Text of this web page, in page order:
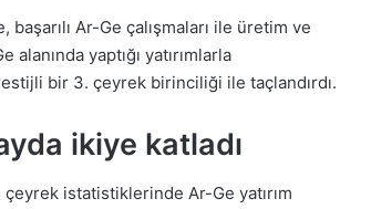
Ar-Ge çalışmaları ile üretim ve
yaptığı yatırımlarla
bir 3. çeyrek birinciliği ile taçlandırdı.
ikiye katladı
çeyrek istatistiklerinde Ar-Ge yatırım
12
Multi-
treyler
Tırsan’dan KOCHEX’e 12 Multi-Ride
treyler teslimatı